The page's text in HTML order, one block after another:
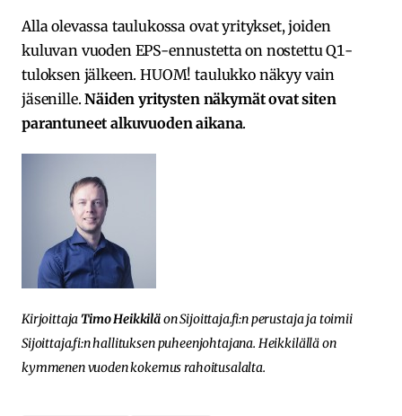
Alla olevassa taulukossa ovat yritykset, joiden
kuluvan vuoden EPS-ennustetta on nostettu Q1-
tuloksen jälkeen. HUOM! taulukko näkyy vain
jäsenille.Näiden yritysten näkymät ovat siten
parantuneet alkuvuoden aikana.
KirjoittajaTimo Heikkiläon Sijoittaja.fi:n perustaja ja toimii
Sijoittaja.fi:n hallituksen puheenjohtajana. Heikkilällä on
kymmenen vuoden kokemus rahoitusalalta.